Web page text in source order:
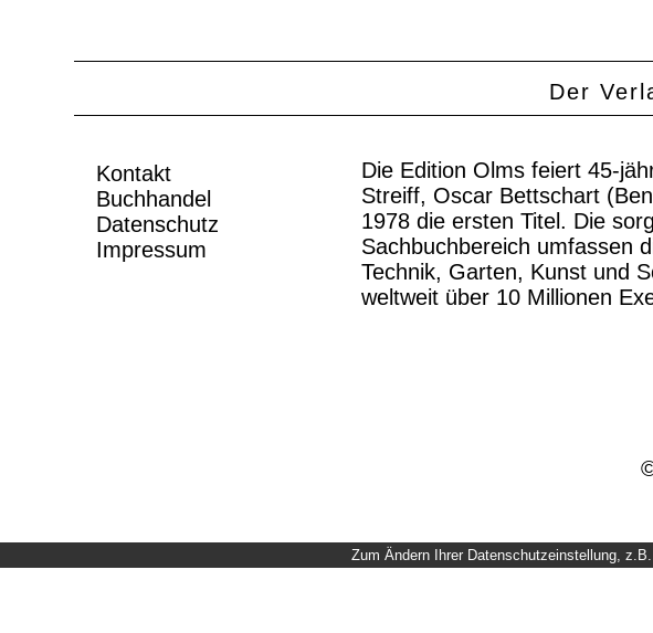
Der
Kontakt
Buchhandel
Datenschutz
Impressum
Die Edition Olms feiert 45-
Streiff, Oscar Bettschart
1978 die ersten Titel. Die
Sachbuchbereich umfassen
Technik, Garten, Kunst und
weltweit über 10 Millionen
Zum Ändern Ihrer Datenschutzeinstellung,